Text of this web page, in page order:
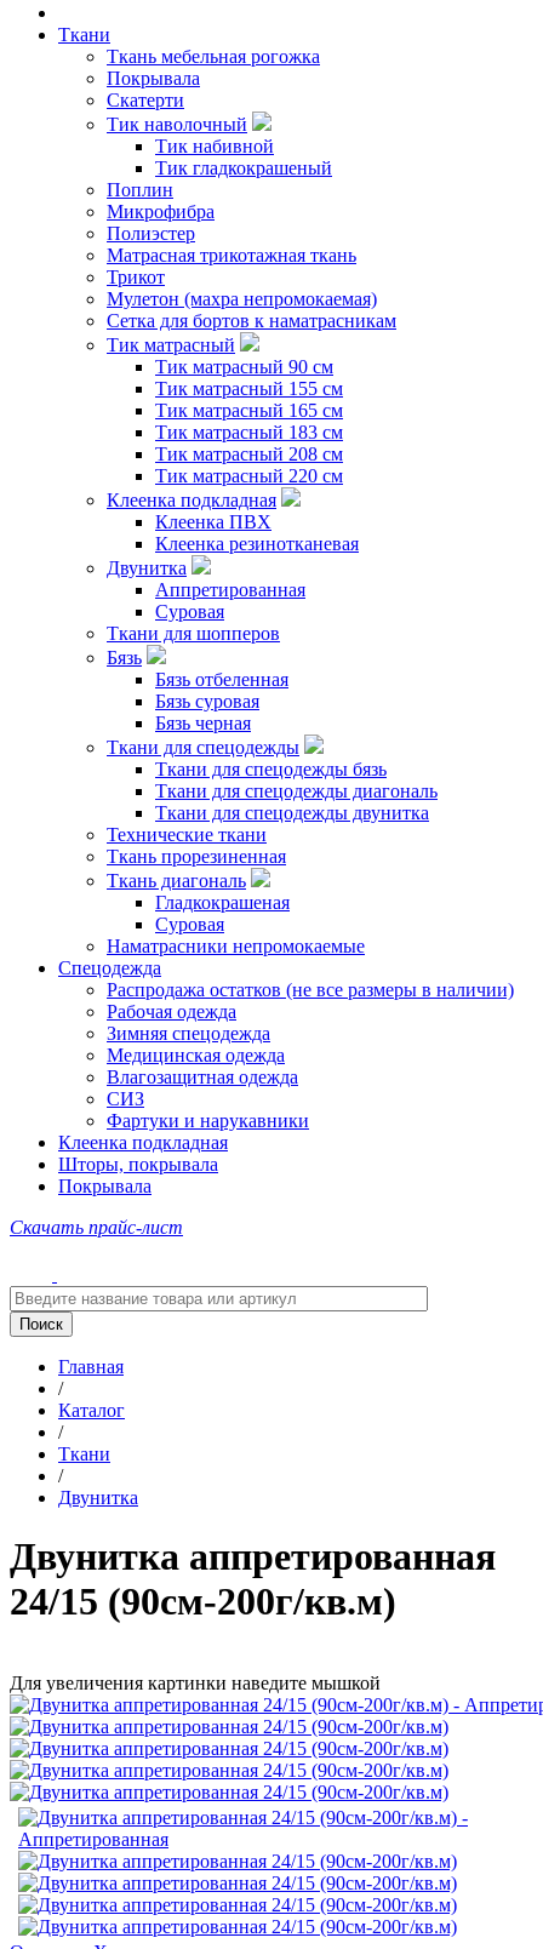
Ткани
Ткань мебельная рогожка
Покрывала
Скатерти
Тик наволочный
Тик набивной
Тик гладкокрашеный
Поплин
Микрофибра
Полиэстер
Матрасная трикотажная ткань
Трикот
Мулетон (махра непромокаемая)
Сетка для бортов к наматрасникам
Тик матрасный
Тик матрасный 90 см
Тик матрасный 155 см
Тик матрасный 165 см
Тик матрасный 183 см
Тик матрасный 208 см
Тик матрасный 220 см
Клеенка подкладная
Клеенка ПВХ
Клеенка резинотканевая
Двунитка
Аппретированная
Суровая
Ткани для шопперов
Бязь
Бязь отбеленная
Бязь суровая
Бязь черная
Ткани для спецодежды
Ткани для спецодежды бязь
Ткани для спецодежды диагональ
Ткани для спецодежды двунитка
Технические ткани
Ткань прорезиненная
Ткань диагональ
Гладкокрашеная
Суровая
Наматрасники непромокаемые
Спецодежда
Распродажа остатков (не все размеры в наличии)
Рабочая одежда
Зимняя спецодежда
Медицинская одежда
Влагозащитная одежда
СИЗ
Фартуки и нарукавники
Клеенка подкладная
Шторы, покрывала
Покрывала
Скачать прайс-лист
Главная
/
Каталог
/
Ткани
/
Двунитка
Двунитка аппретированная
24/15 (90см-200г/кв.м)
Для увеличения картинки наведите мышкой